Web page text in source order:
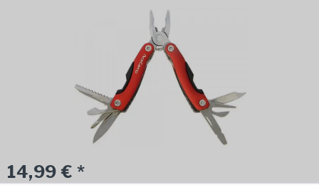
14,99 € *